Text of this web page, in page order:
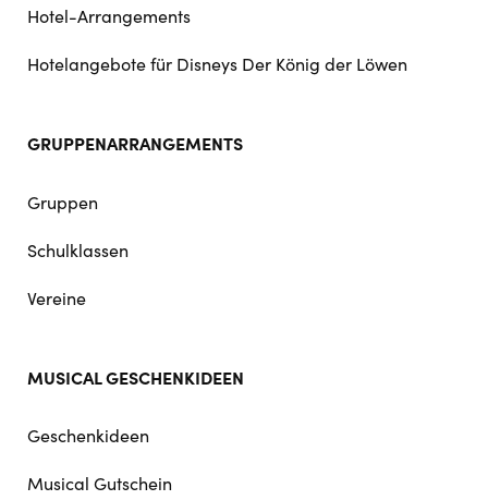
Hotel-Arrangements
Hotelangebote für Disneys Der König der Löwen
GRUPPENARRANGEMENTS
Gruppen
Schulklassen
Vereine
MUSICAL GESCHENKIDEEN
Geschenkideen
Musical Gutschein